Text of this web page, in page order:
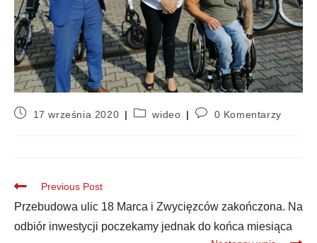
17 września 2020 wideo 0 Komentarzy
Previous Post
Przebudowa ulic 18 Marca i Zwycięzców zakończona. Na
odbiór inwestycji poczekamy jednak do końca miesiąca